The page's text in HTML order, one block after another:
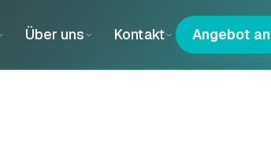
Über uns Kontakt Angebot